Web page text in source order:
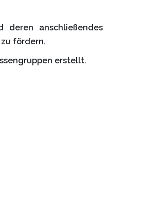
deren anschließendes
fördern.
erstellt.